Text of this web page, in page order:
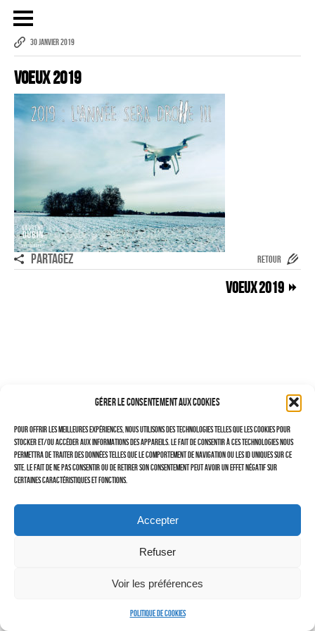
Gérer le consentement aux cookies
Pour offrir les meilleures expériences, nous utilisons des technologies telles que les cookies pour
stocker et/ou accéder aux informations des appareils. Le fait de consentir à ces technologies nous
permettra de traiter des données telles que le comportement de navigation ou les ID uniques sur ce
site. Le fait de ne pas consentir ou de retirer son consentement peut avoir un effet négatif sur
certaines caractéristiques et fonctions.
Accepter
Refuser
Voir les préférences
Politique de cookies
eCommerce – Catalogue
PORTRAIT
Reportage
ÉVÉNEMENT PROFESSIONNEL
BÂTIMENT ET TP
AUDIOVISUEL AÉRIEN
Imagerie Aérienne
CARNET DE NOTES (BLOG)
–
Politique de cookies (UE)
30 JANVIER 2019
Voeux 2019
PARTAGEZ RETOUR
Voeux 2019